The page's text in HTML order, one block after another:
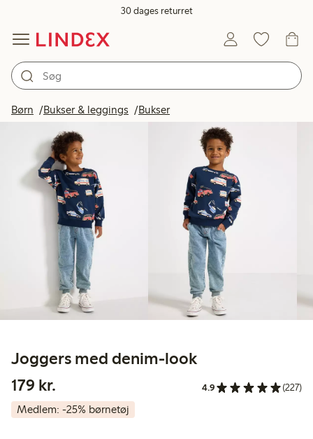
30 dages returret
Børn Bukser & leggings Bukser
Joggers med denim-look
179 kr.
4.9 (227)
Medlem: -25% børnetøj